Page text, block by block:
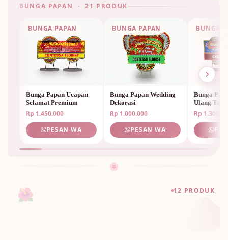
BUNGA PAPAN · 21 PRODUK
BUNGA PAPAN
Bunga Papan Ucapan
Selamat Premium
Rp 1.450.000
PESAN WA
BUNGA PAPAN
Bunga Papan Wedding
Dekorasi
Rp 1.000.000
PESAN WA
BUNGA
Bunga
Ulang
Unik
Rp
🌸
12 PRODUK
🌺